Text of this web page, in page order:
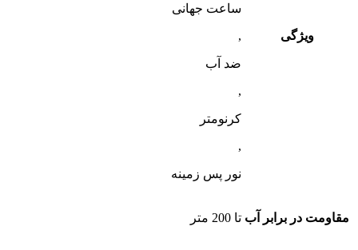
ویژگی
ساعت جهانی
,
ضد آب
,
کرنومتر
,
نور پس زمینه
مقاومت در برابر آب تا 200 متر